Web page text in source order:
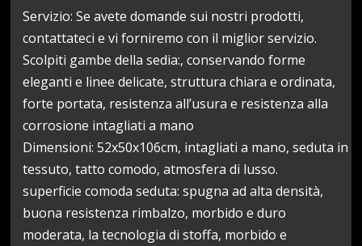
Servizio: Se avete domande sui nostri prodotti,
contattateci e vi forniremo con il miglior servizio.
Scolpiti gambe della sedia:, conservando forme
eleganti e linee delicate, struttura chiara e ordinata,
forte portata, resistenza all’usura e resistenza alla
corrosione intagliati a mano
Dimensioni: 52x50x106cm, intagliati a mano, seduta in
tessuto, tatto comodo, atmosfera di lusso.
superficie comoda seduta: spugna ad alta densità,
buona resistenza rimbalzo, morbido e duro
moderata, la tecnologia di stoffa, morbido e